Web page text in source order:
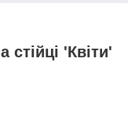
стійці 'Квіти'